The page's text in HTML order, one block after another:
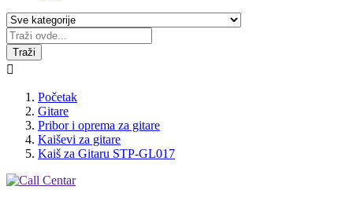
Traži

Početak
Gitare
Pribor i oprema za gitare
Kaiševi za gitare
Kaiš za Gitaru STP-GL017